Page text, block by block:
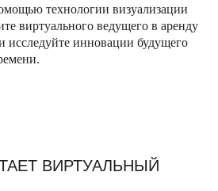
технологии визуализации
виртуального ведущего в аренду
исследуйте инновации будущего
ВИРТУАЛЬНЫЙ